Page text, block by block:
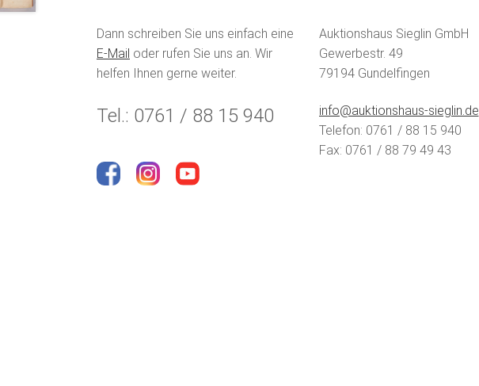
Dann schreiben Sie uns einfach eine
E-Mail oder rufen Sie uns an. Wir
helfen Ihnen gerne weiter.
Tel.: 0761 / 88 15 940
Auktionshaus Sieglin GmbH
Gewerbestr. 49
79194 Gundelfingen
info@auktionshaus-sieglin.de
Telefon: 0761 / 88 15 940
Fax: 0761 / 88 79 49 43